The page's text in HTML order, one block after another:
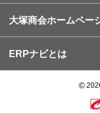
大塚商会ホームペー
ERPナビとは
©